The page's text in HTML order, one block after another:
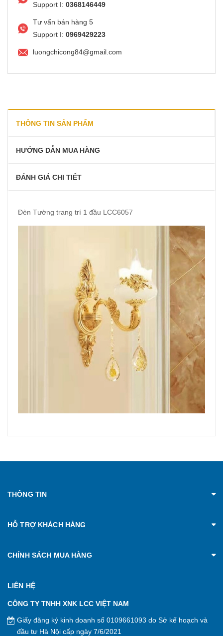
Support I: 0368146449
Tư vấn bán hàng 5
Support I: 0969429223
luongchicong84@gmail.com
THÔNG TIN SẢN PHẨM
HƯỚNG DẪN MUA HÀNG
ĐÁNH GIÁ CHI TIẾT
Đèn Tường trang trí 1 đầu LCC6057
THÔNG TIN
HỖ TRỢ KHÁCH HÀNG
CHÍNH SÁCH MUA HÀNG
LIÊN HỆ
CÔNG TY TNHH XNK LCC VIỆT NAM
Giấy đăng ký kinh doanh số 0109661093 do Sở kế hoạch và
đầu tư Hà Nội cấp ngày 7/6/2021